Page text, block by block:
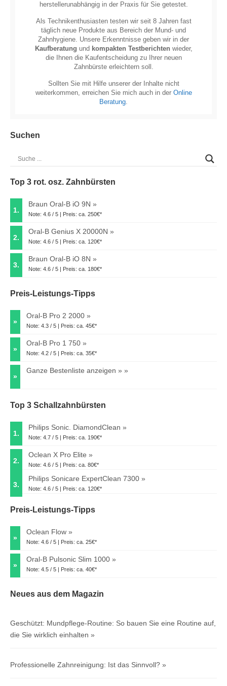
herstellerunabhängig in der Praxis für Sie getestet.
Als Technikenthusiasten testen wir seit 8 Jahren fast
täglich neue Produkte aus Bereich der Mund- und
Zahnhygiene. Unsere Erkenntnisse geben wir in der
Kaufberatung und kompakten Testberichten wieder,
die Ihnen die Kaufentscheidung zu Ihrer neuen
Zahnbürste erleichtern soll.
Sollten Sie mit Hilfe unserer der Inhalte nicht
weiterkommen, erreichen Sie mich auch in der Online
Beratung.
Suchen
Top 3 rot. osz. Zahnbürsten
1.
Braun Oral-B iO 9N
Note: 4.6 / 5 | Preis: ca. 250€*
2.
Oral-B Genius X 20000N
Note: 4.6 / 5 | Preis: ca. 120€*
3.
Braun Oral-B iO 8N
Note: 4.6 / 5 | Preis: ca. 180€*
Preis-Leistungs-Tipps
»
Oral-B Pro 2 2000
Note: 4.3 / 5 | Preis: ca. 45€*
»
Oral-B Pro 1 750
Note: 4.2 / 5 | Preis: ca. 35€*
»
Ganze Bestenliste anzeigen »
Top 3 Schallzahnbürsten
1.
Philips Sonic. DiamondClean
Note: 4.7 / 5 | Preis: ca. 190€*
2.
Oclean X Pro Elite
Note: 4.6 / 5 | Preis: ca. 80€*
3.
Philips Sonicare ExpertClean 7300
Note: 4.6 / 5 | Preis: ca. 120€*
Preis-Leistungs-Tipps
»
Oclean Flow
Note: 4.6 / 5 | Preis: ca. 25€*
»
Oral-B Pulsonic Slim 1000
Note: 4.5 / 5 | Preis: ca. 40€*
Neues aus dem Magazin
Geschützt: Mundpflege-Routine: So bauen Sie eine Routine auf,
die Sie wirklich einhalten
Professionelle Zahnreinigung: Ist das Sinnvoll?